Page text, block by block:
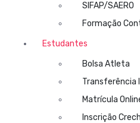
SIFAP/SAERO
Formação
Estudantes
Bolsa Atleta
Transferência
Matrícula
Inscrição